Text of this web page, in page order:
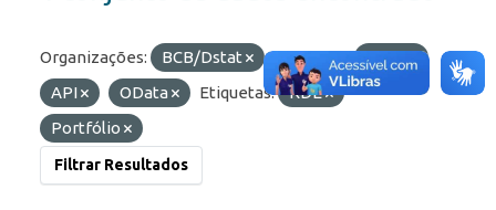
Organizações: BCB/Dstat Formatos:
JSON
API
OData Etiquetas:
RDE
Portfólio
Filtrar Resultados